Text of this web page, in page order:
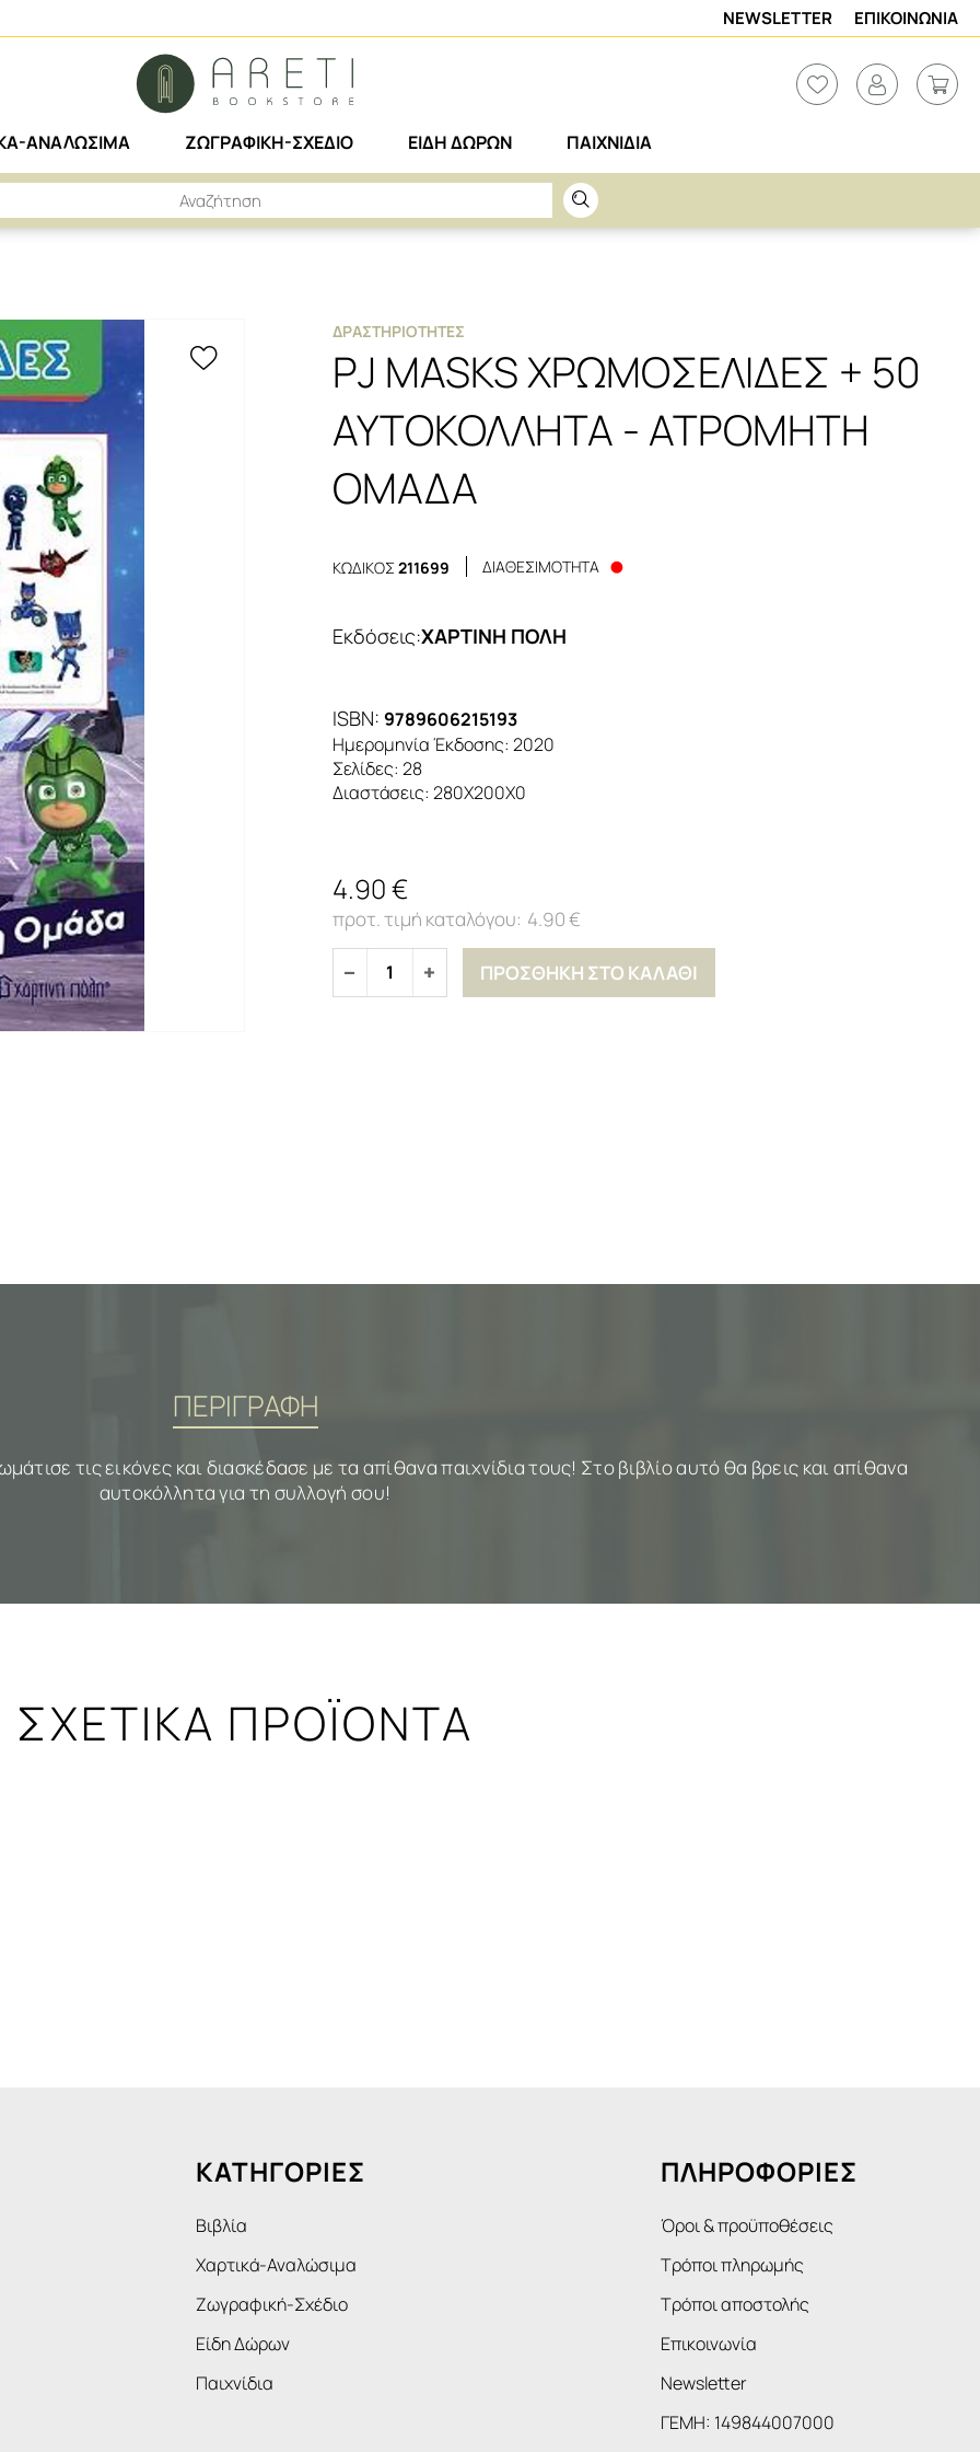
NEWSLETTER ΕΠΙΚΟΙΝΩΝΙΑ
ΑΝΑΛΩΣΙΜΑ ΖΩΓΡΑΦΙΚΗ-ΣΧΕΔΙΟ ΕΙΔΗ ΔΩΡΩΝ ΠΑΙΧΝΙΔΙΑ
+ 50 ΑΥΤΟΚΟΛΛΗΤΑ - ΑΤΡΟΜΗΤΗ ΟΜΑΔΑ
ΔΡΑΣΤΗΡΙΌΤΗΤΕΣ
PJ MASKS ΧΡΩΜΟΣΕΛΙΔΕΣ + 50
ΑΥΤΟΚΟΛΛΗΤΑ - ΑΤΡΟΜΗΤΗ
ΟΜΑΔΑ
ΚΩΔΙΚΟΣ211699 ΔΙΑΘΕΣΙΜΟΤΗΤΑ
Εκδόσεις:ΧΑΡΤΙΝΗ ΠΟΛΗ
ISBN: 9789606215193
Ημερομηνία Έκδοσης: 2020
Σελίδες: 28
Διαστάσεις: 280Χ200Χ0
4.90 €
4.90 €
1 ΠΡΟΣΘΗΚΗ ΣΤΟ ΚΑΛΑΘΙ
ΠΕΡΙΓΡΑΦΗ
τις εικόνες και διασκέδασε με τα απίθανα παιχνίδια τους! Στο βιβλίο αυτό θα βρεις και απίθανα
αυτοκόλλητα για τη συλλογή σου!
ΣΧΕΤΙΚΑ ΠΡΟΪΟΝΤΑ
ΚΑΤΗΓΟΡΙΕΣ
Βιβλία
Χαρτικά-Αναλώσιμα
Ζωγραφική-Σχέδιο
Είδη Δώρων
Παιχνίδια
ΠΛΗΡΟΦΟΡΙΕΣ
Όροι & προϋποθέσεις
Τρόποι πληρωμής
Τρόποι αποστολής
Επικοινωνία
Newsletter
ΓΕΜΗ: 149844007000